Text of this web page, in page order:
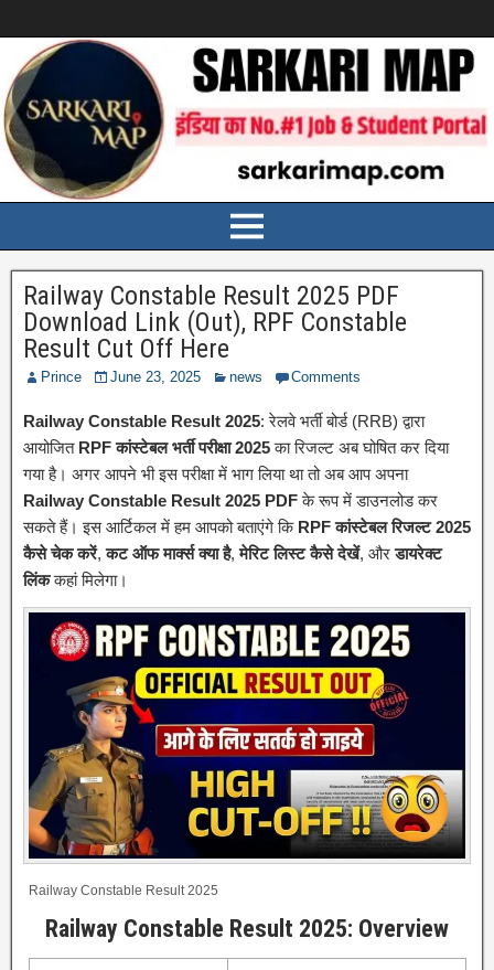
Railway Constable Result 2025 PDF
Download Link (Out), RPF Constable
Result Cut Off Here
Prince June 23, 2025 news Comments
Railway Constable Result 2025: रेलवे भर्ती बोर्ड (RRB) द्वारा
आयोजित RPF कांस्टेबल भर्ती परीक्षा 2025का रिजल्ट अब घोषित कर दिया
गया है। अगर आपने भी इस परीक्षा में भाग लिया था तो अब आप अपना
Railway Constable Result 2025 PDFके रूप में डाउनलोड कर
सकते हैं। इस आर्टिकल में हम आपको बताएंगे कि RPF कांस्टेबल रिजल्ट 2025
कैसे चेक करें,कट ऑफ मार्क्स क्या है,मेरिट लिस्ट कैसे देखें, औरडायरेक्ट
लिंककहां मिलेगा।
Railway Constable Result 2025
Railway Constable Result 2025: Overview